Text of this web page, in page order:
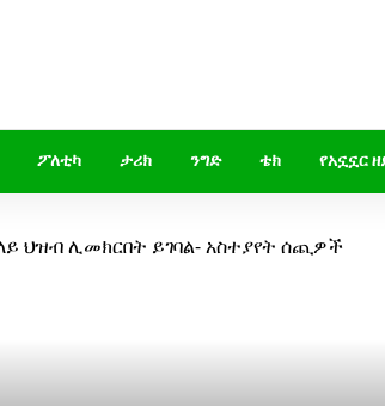
ፖለቲካ ታሪክ ንግድ ቴክ የአኗኗር